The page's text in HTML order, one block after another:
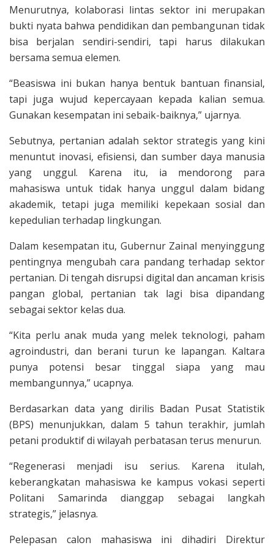
Menurutnya, kolaborasi lintas sektor ini merupakan
bukti nyata bahwa pendidikan dan pembangunan tidak
bisa berjalan sendiri-sendiri, tapi harus dilakukan
bersama semua elemen.
“Beasiswa ini bukan hanya bentuk bantuan finansial,
tapi juga wujud kepercayaan kepada kalian semua.
Gunakan kesempatan ini sebaik-baiknya,” ujarnya.
Sebutnya, pertanian adalah sektor strategis yang kini
menuntut inovasi, efisiensi, dan sumber daya manusia
yang unggul. Karena itu, ia mendorong para
mahasiswa untuk tidak hanya unggul dalam bidang
akademik, tetapi juga memiliki kepekaan sosial dan
kepedulian terhadap lingkungan.
Dalam kesempatan itu, Gubernur Zainal menyinggung
pentingnya mengubah cara pandang terhadap sektor
pertanian. Di tengah disrupsi digital dan ancaman krisis
pangan global, pertanian tak lagi bisa dipandang
sebagai sektor kelas dua.
“Kita perlu anak muda yang melek teknologi, paham
agroindustri, dan berani turun ke lapangan. Kaltara
punya potensi besar tinggal siapa yang mau
membangunnya,” ucapnya.
Berdasarkan data yang dirilis Badan Pusat Statistik
(BPS) menunjukkan, dalam 5 tahun terakhir, jumlah
petani produktif di wilayah perbatasan terus menurun.
“Regenerasi menjadi isu serius. Karena itulah,
keberangkatan mahasiswa ke kampus vokasi seperti
Politani Samarinda dianggap sebagai langkah
strategis,” jelasnya.
Pelepasan calon mahasiswa ini dihadiri Direktur